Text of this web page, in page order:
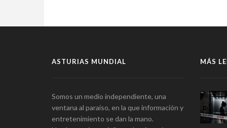
ASTURIAS MUNDIAL
Somos un medio independiente, una
ventana al paraíso, en la que información y
entretenimiento se dan la mano.
MÁS